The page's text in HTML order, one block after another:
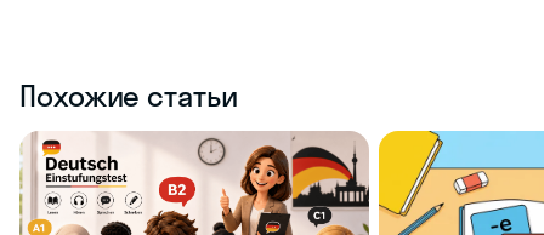
Похожие статьи